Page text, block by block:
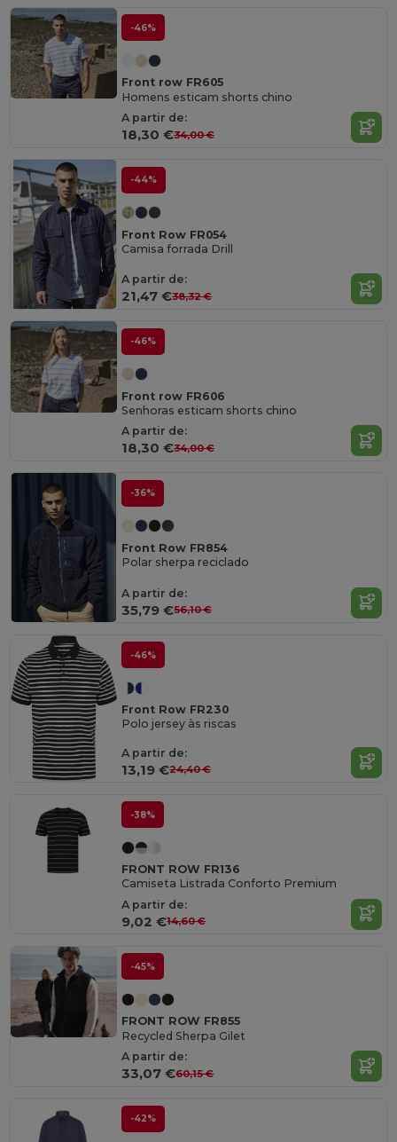
-46%
Front row FR605
Homens esticam shorts chino
A partir de:
18,30 €34,00 €
-44%
Front Row FR054
Camisa forrada Drill
A partir de:
21,47 €38,32 €
-46%
Front row FR606
Senhoras esticam shorts chino
A partir de:
18,30 €34,00 €
-36%
Front Row FR854
Polar sherpa reciclado
A partir de:
35,79 €56,10 €
-46%
Front Row FR230
Polo jersey às riscas
A partir de:
13,19 €24,40 €
-38%
FRONT ROW FR136
Camiseta Listrada Conforto Premium
A partir de:
9,02 €14,60 €
-45%
FRONT ROW FR855
Recycled Sherpa Gilet
A partir de:
33,07 €60,15 €
-42%